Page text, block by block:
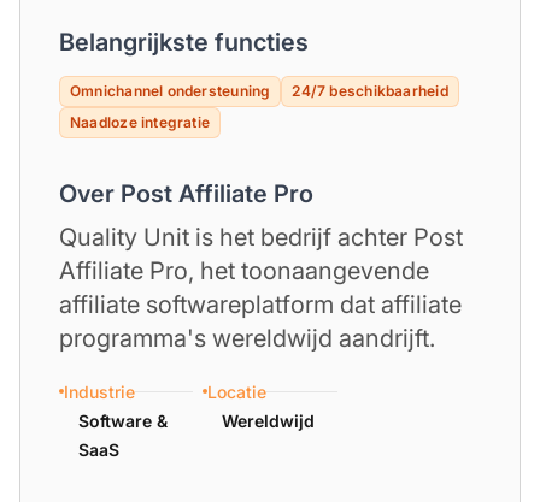
Belangrijkste functies
Omnichannel ondersteuning
24/7 beschikbaarheid
Naadloze integratie
Over Post Affiliate Pro
Quality Unit is het bedrijf achter Post
Affiliate Pro, het toonaangevende
affiliate softwareplatform dat affiliate
programma's wereldwijd aandrijft.
Industrie
Software &
SaaS
Locatie
Wereldwijd